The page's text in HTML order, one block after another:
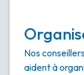
Nos
aident à